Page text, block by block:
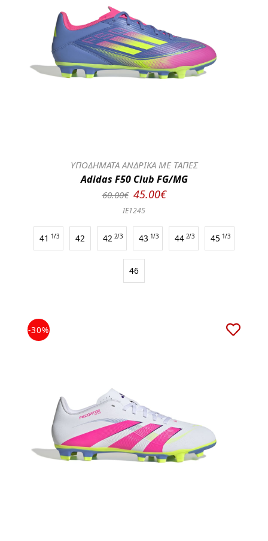
ΥΠΟΔΗΜΑΤΑ ΑΝΔΡΙΚΑ ΜΕ ΤΑΠΕΣ
Adidas F50 Club FG/MG
60.00€ 45.00€
IE1245
41 1/3 42 42 2/3 43 1/3 44 2/3 45 1/3
46
-30%